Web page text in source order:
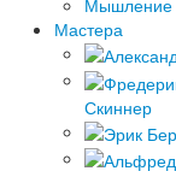
Мышление
Мастера
Скиннер